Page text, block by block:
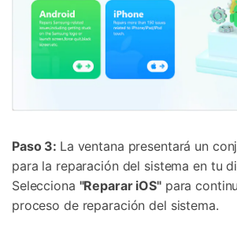
Paso 3: La ventana presentará un
para la reparación del sistema en tu
Selecciona "Reparar iOS"para
proceso de reparación del sistema.
Controla tu teléfono con
Desbloquea, repara y protege
Recupera y transfiere datos
Tecnología IA: sin